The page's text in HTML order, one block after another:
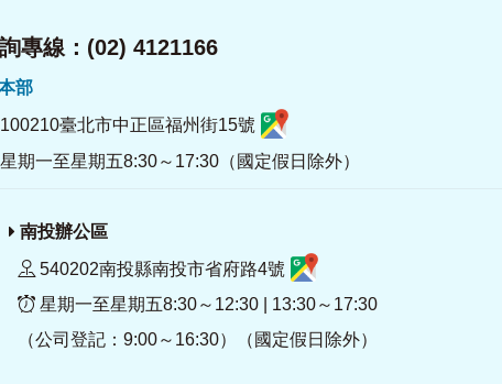
專線：(02) 4121166
本部
100210臺北市中正區福州街15號
期一至星期五8:30～17:30（國定假日除外）
南投辦公區
540202南投縣南投市省府路4號
星期一至星期五8:30～12:30 | 13:30～17:30
（公司登記：9:00～16:30）（國定假日除外）